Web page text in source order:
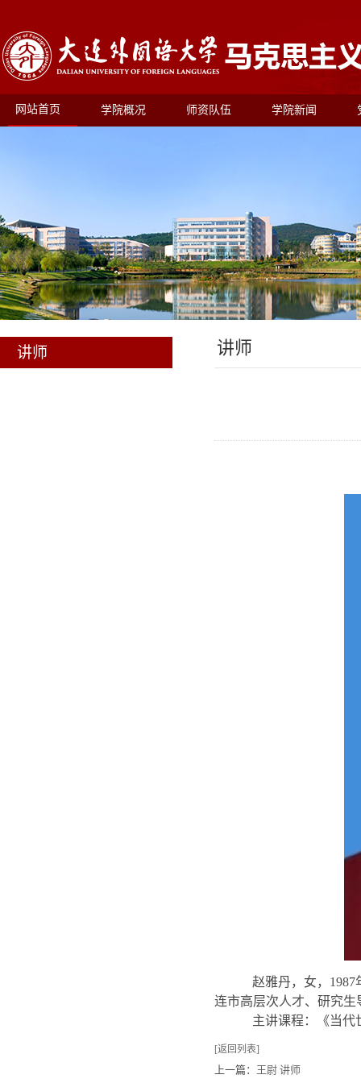
网站首页 学院概况 师资队伍 学院新闻
讲师 讲师
赵雅丹，女，
连市高层次人才、研究
主讲课程：《当代
[返回列表]
上一篇： 王尉 讲师